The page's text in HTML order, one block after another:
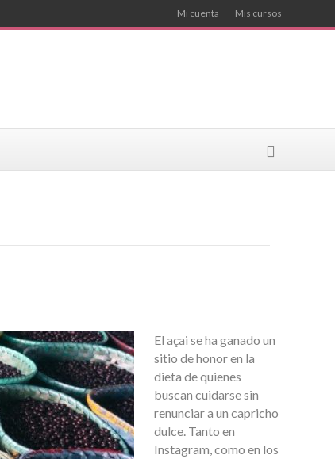
Mi cuenta Mis cursos
El açai se ha ganado un
sitio de honor en la
dieta de quienes
buscan cuidarse sin
renunciar a un capricho
dulce. Tanto en
Instagram, como en los